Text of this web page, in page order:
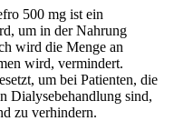
500 mg ist ein
um in der Nahrung
wird die Menge an
wird, vermindert.
um bei Patienten, die
Dialysebehandlung sind,
zu verhindern.